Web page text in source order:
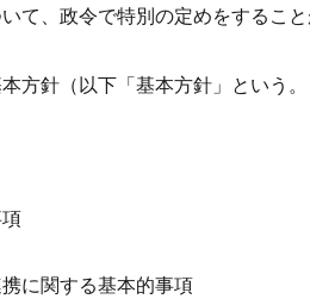
て、政令で特別の定めをすること
方針（以下「基本方針」という
に関する基本的事項